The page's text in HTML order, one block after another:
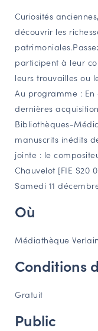
Comité d'Histoire
Service Inventaire et
VOUS ÊTES…
Amateurs d’histoire
Responsables de
Étudiants &
Curiosités
découvrir les
participent à leur
leurs trouvailles ou
Au programme : En
dernières
Bibliothèques-
manuscrits inédits
jointe : le
Chauvelot [FIE S20
Samedi 11
Où
Médiathèque
Conditions
Gratuit
Public